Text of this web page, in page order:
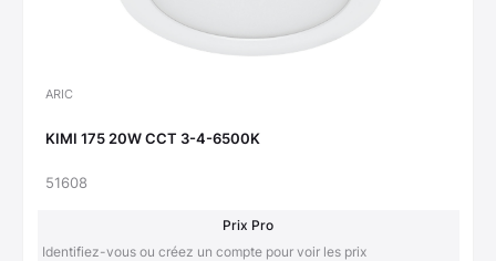
ARIC
KIMI 175 20W CCT 3-4-6500K
51608
Prix Pro
Identifiez-vous ou créez un compte pour voir les prix